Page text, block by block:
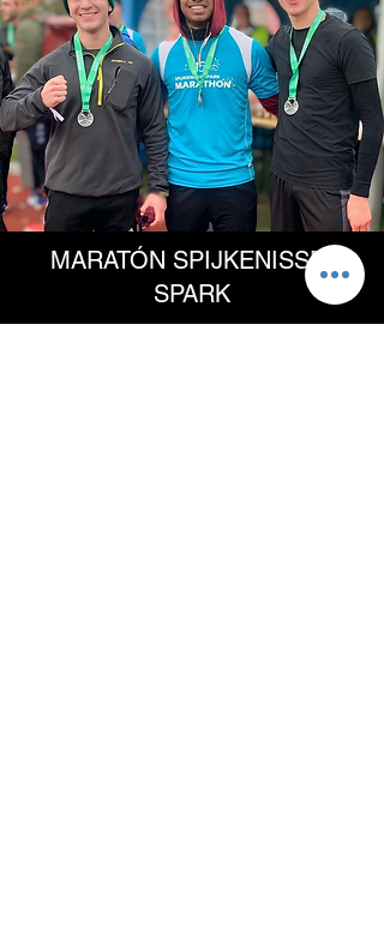
MARATÓN SPIJKENISSE-
SPARK